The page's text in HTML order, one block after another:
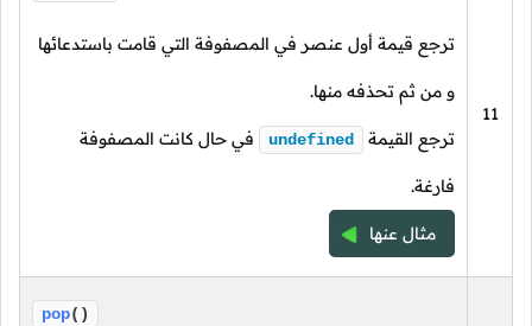
11
ترجع قيمة أول عنصر في المصفوفة التي قامت باستدعائها
و من ثم تحذفه منها.
ترجع القيمة undefined في حال كانت المصفوفة
فارغة.
مثال عنها
pop()